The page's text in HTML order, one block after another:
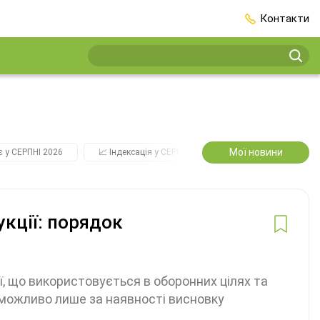
Контакти
СЕРПНІ 2026 📈 Індексація у СЕРПНІ 2️⃣0️⃣2️⃣7️⃣ Усі ключові
Мої новини
порядок
що використовується в оборонних цілях та
лише за наявності висновку